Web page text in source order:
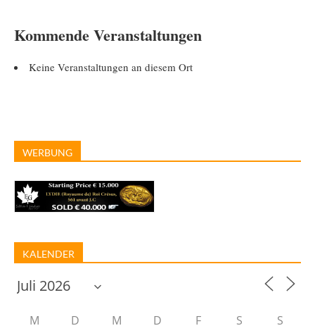
Kommende Veranstaltungen
Keine Veranstaltungen an diesem Ort
WERBUNG
KALENDER
M D M D F S S